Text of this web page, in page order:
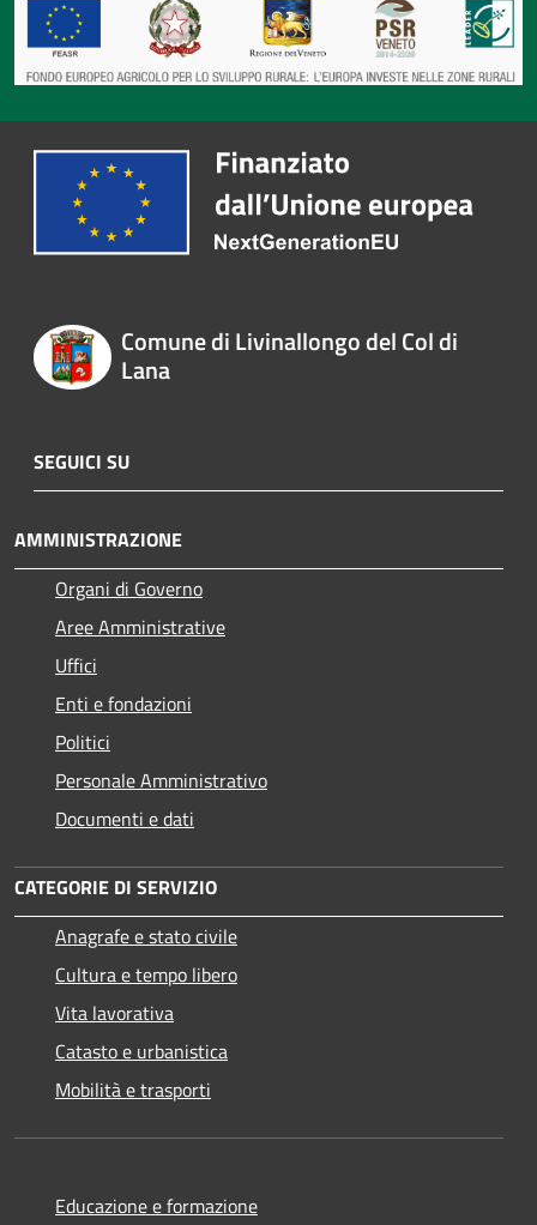
Comune di Livinallongo del Col di
Lana
SEGUICI SU
AMMINISTRAZIONE
Organi di Governo
Aree Amministrative
Uffici
Enti e fondazioni
Politici
Personale Amministrativo
Documenti e dati
CATEGORIE DI SERVIZIO
Anagrafe e stato civile
Cultura e tempo libero
Vita lavorativa
Catasto e urbanistica
Mobilità e trasporti
Educazione e formazione